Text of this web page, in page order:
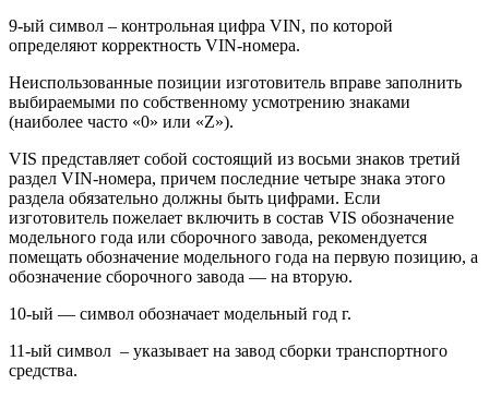
9-ый символ – контрольная цифра VIN, по которой
определяют корректность VIN-номера.
Неиспользованные позиции изготовитель вправе заполнить
выбираемыми по собственному усмотрению знаками
(наиболее часто «0» или «Z»).
VIS представляет собой состоящий из восьми знаков третий
раздел VIN-номера, причем последние четыре знака этого
раздела обязательно должны быть цифрами. Если
изготовитель пожелает включить в состав VIS обозначение
модельного года или сборочного завода, рекомендуется
помещать обозначение модельного года на первую позицию, а
обозначение сборочного завода — на вторую.
10-ый — символ обозначает модельный год г.
11-ый символ – указывает на завод сборки транспортного
средства.